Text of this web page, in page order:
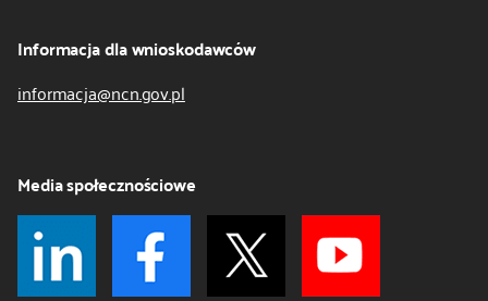
Informacja dla wnioskodawców
informacja@ncn.gov.pl
Media społecznościowe